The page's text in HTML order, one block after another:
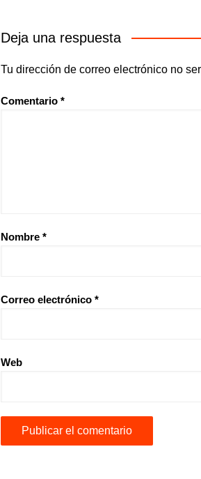
Deja una respuesta
Tu dirección de correo electrónico no
Comentario *
Nombre *
Correo electrónico *
Web